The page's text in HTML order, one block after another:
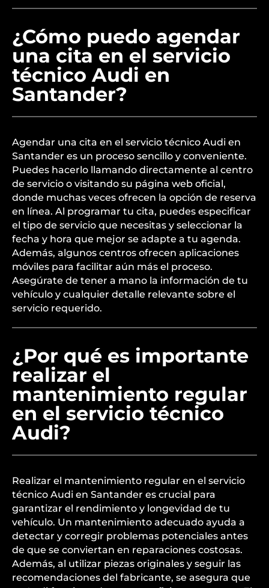
¿Cómo puedo agendar
una cita en el servicio
técnico Audi en
Santander?
Agendar una cita en el servicio técnico Audi en
Santander es un proceso sencillo y conveniente.
Puedes hacerlo llamando directamente al centro
de servicio o visitando su página web oficial,
donde muchas veces ofrecen la opción de reserva
en línea. Al programar tu cita, puedes especificar
el tipo de servicio que necesitas y seleccionar la
fecha y hora que mejor se adapte a tu agenda.
Además, algunos centros ofrecen aplicaciones
móviles para facilitar aún más el proceso.
Asegúrate de tener a mano la información de tu
vehículo y cualquier detalle relevante sobre el
servicio requerido.
¿Por qué es importante
realizar el
mantenimiento regular
en el servicio técnico
Audi?
Realizar el mantenimiento regular en el servicio
técnico Audi en Santander es crucial para
garantizar el rendimiento y longevidad de tu
vehículo. Un mantenimiento adecuado ayuda a
detectar y corregir problemas potenciales antes
de que se conviertan en reparaciones costosas.
Además, al utilizar piezas originales y seguir las
recomendaciones del fabricante, se asegura que